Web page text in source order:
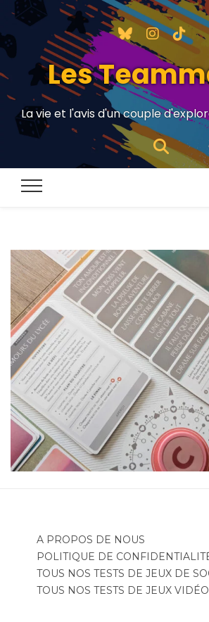
Les
La vie et l'avis d'un couple
A PROPOS DE NOUS
POLITIQUE DE
TOUS NOS TESTS DE JEUX DE
TOUS NOS TESTS DE JEUX